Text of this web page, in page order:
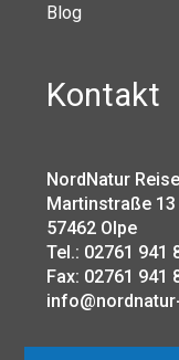
Blog
Kontakt
NordNatur
Martinstraße 13
57462 Olpe
Tel.: 02761 941
Fax: 02761 941